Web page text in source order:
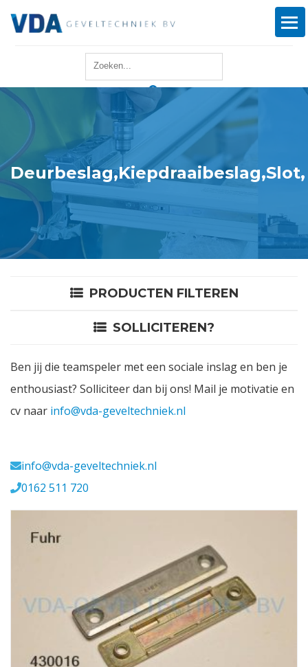
Reparatie
Onderhoud
Merken
Producten
Offerte
Login
Vacatures
Deurbeslag,Kiepdraaibeslag,Slot,
PRODUCTEN FILTEREN
SOLLICITEREN?
Ben jij die teamspeler met een sociale inslag en ben je
enthousiast? Solliciteer dan bij ons! Mail je motivatie en
cv naar info@vda-geveltechniek.nl
info@vda-geveltechniek.nl
0162 511 720